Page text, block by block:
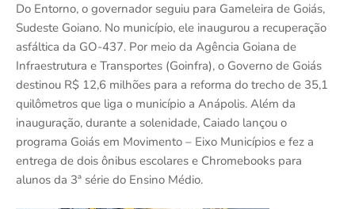
Do Entorno, o governador seguiu para Gameleira de Goiás,
Sudeste Goiano. No município, ele inaugurou a recuperação
asfáltica da GO-437. Por meio da Agência Goiana de
Infraestrutura e Transportes (Goinfra), o Governo de Goiás
destinou R$ 12,6 milhões para a reforma do trecho de 35,1
quilômetros que liga o município a Anápolis. Além da
inauguração, durante a solenidade, Caiado lançou o
programa Goiás em Movimento – Eixo Municípios e fez a
entrega de dois ônibus escolares e Chromebooks para
alunos da 3ª série do Ensino Médio.